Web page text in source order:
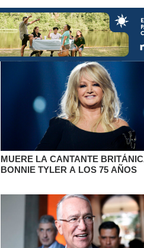
MUERE LA CANTANTE
BONNIE TYLER A LOS 75 AÑOS